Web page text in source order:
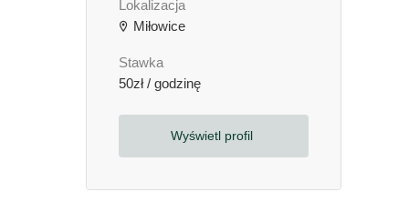
Lokalizacja
Miłowice
Stawka
50zł / godzinę
Wyświetl profil